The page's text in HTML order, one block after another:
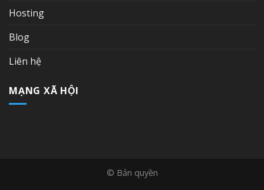
Hosting
Blog
Liên hệ
MẠNG XÃ HỘI
© Bản quyền